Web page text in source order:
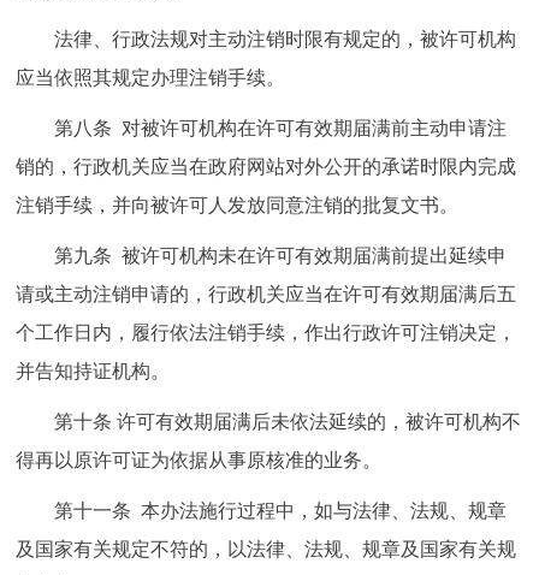
法律、行政法规对主动注销时限有规定的，被许可机构
应当依照其规定办理注销手续。
第八条 对被许可机构在许可有效期届满前主动申请注
销的，行政机关应当在政府网站对外公开的承诺时限内完成
注销手续，并向被许可人发放同意注销的批复文书。
第九条 被许可机构未在许可有效期届满前提出延续申
请或主动注销申请的，行政机关应当在许可有效期届满后五
个工作日内，履行依法注销手续，作出行政许可注销决定，
并告知持证机构。
第十条 许可有效期届满后未依法延续的，被许可机构不
得再以原许可证为依据从事原核准的业务。
第十一条 本办法施行过程中，如与法律、法规、规章
及国家有关规定不符的，以法律、法规、规章及国家有关规